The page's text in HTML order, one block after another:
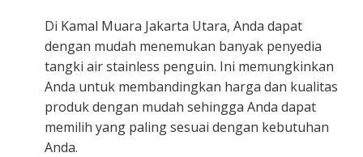
Di Kamal Muara Jakarta Utara, Anda dapat
dengan mudah menemukan banyak penyedia
tangki air stainless penguin. Ini memungkinkan
Anda untuk membandingkan harga dan kualitas
produk dengan mudah sehingga Anda dapat
memilih yang paling sesuai dengan kebutuhan
Anda.